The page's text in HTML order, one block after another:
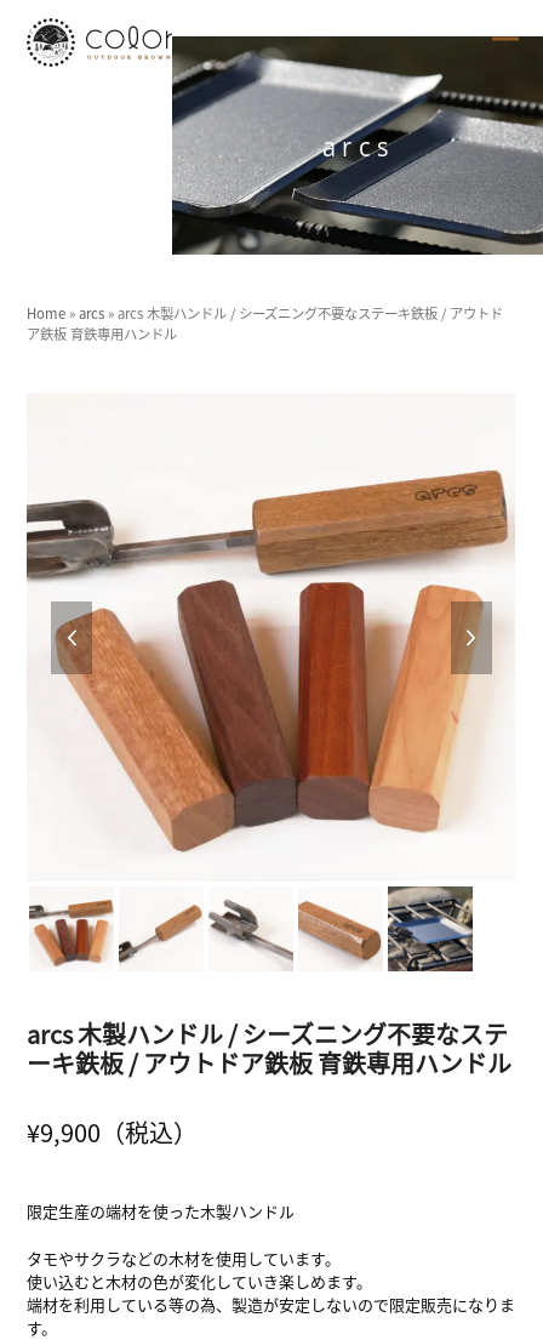
content
arcs
Home »arcs »arcs 木製ハンドル / シーズニング不要なステーキ鉄板 / アウトド
ア鉄板 育鉄専用ハンドル
previous
slide
next
slide
arcs 木製ハンドル / シーズニング不要なステ
ーキ鉄板 / アウトドア鉄板 育鉄専用ハンドル
¥9,900 （税込）
限定生産の端材を使った木製ハンドル
タモやサクラなどの木材を使用しています。
使い込むと木材の色が変化していき楽しめます。
端材を利用している等の為、製造が安定しないので限定販売になりま
す。